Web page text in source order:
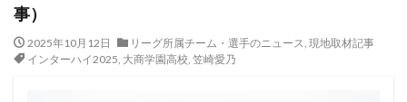
事）
2025年10月12日 リーグ所属チーム・選手のニュース, 現地取材記事
インターハイ2025, 大商学園高校, 笠崎愛乃